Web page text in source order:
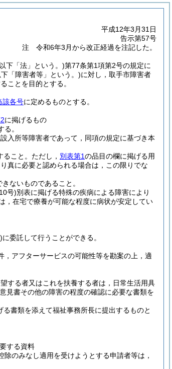
平成12年3月31日
告示第57号
注 令和6年3月から改正経過を注記した。
下「法」という。)第77条第1項第2号の規定に
「障害者等」という。)に対し，取手市障害者
ことを目的とする。
該各号に定めるものとする。
に掲げるもの
。
入所等障害者であって，同項の規定に基づき本
こと。 ただし， 別表第1の品目の欄に掲げる用
真に必要と認められる場合は，この限りでな
ないものであること。
号)別表に掲げる特殊の疾病による障害により
，在宅で療養が可能な程度に病状が安定してい
に委託して行うことができる。
アフターサービスの可能性等を勘案の上，適
する者又はこれを扶養する者は，日常生活用具
見書その他の障害の程度の確認に必要な書類を
る書類を添えて福祉事務所長に提出するものと
する資料
除のみなし適用を受けようとする申請者等は，